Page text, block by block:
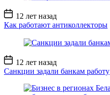
Дата
записи
12 лет назад
Как работают антиколлекторы
Дата
записи
12 лет назад
Санкции задали банкам работу